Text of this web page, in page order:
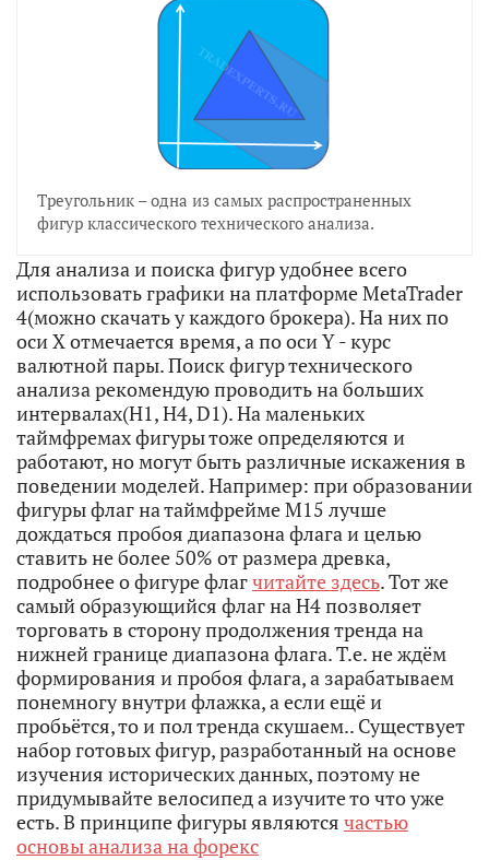
Треугольник – одна из самых распространенных
фигур классического технического анализа.
Для анализа и поиска фигур удобнее всего
использовать графики на платформе MetaTrader
4(можно скачать у каждого брокера). На них по
оси Х отмечается время, а по оси Y - курс
валютной пары. Поиск фигур технического
анализа рекомендую проводить на больших
интервалах(H1, H4, D1). На маленьких
таймфремах фигуры тоже определяются и
работают, но могут быть различные искажения в
поведении моделей. Например: при образовании
фигуры флаг на таймфрейме М15 лучше
дождаться пробоя диапазона флага и целью
ставить не более 50% от размера древка,
подробнее о фигуре флагчитайте здесь. Тот же
самый образующийся флаг на H4 позволяет
торговать в сторону продолжения тренда на
нижней границе диапазона флага. Т.е. не ждём
формирования и пробоя флага, а зарабатываем
понемногу внутри флажка, а если ещё и
пробьётся, то и пол тренда скушаем.. Существует
набор готовых фигур, разработанный на основе
изучения исторических данных, поэтому не
придумывайте велосипед а изучите то что уже
есть. В принципе фигуры являются частью
основы анализа на форекс